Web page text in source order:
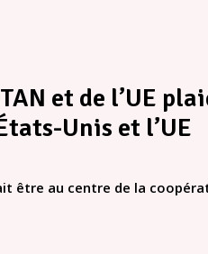
et de l’UE
Unis et l’UE
être au centre de la